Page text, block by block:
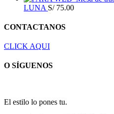
LUNA S/75.00
CONTACTANOS
CLICK AQUI
O SÍGUENOS
El estilo lo pones tu.